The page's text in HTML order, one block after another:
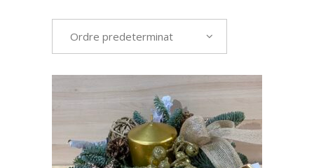
Ordre predeterminat